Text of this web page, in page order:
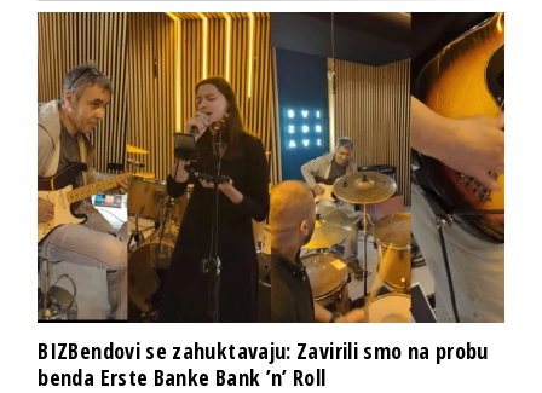
BIZBendovi se zahuktavaju: Zavirili smo na probu
benda Erste Banke Bank ’n’ Roll